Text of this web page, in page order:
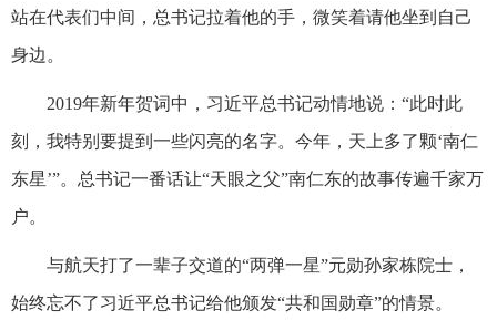
站在代表们中间，总书记拉着他的手，微笑着请他坐到自己
身边。
2019年新年贺词中，习近平总书记动情地说：“此时此
刻，我特别要提到一些闪亮的名字。今年，天上多了颗‘南仁
东星’”。总书记一番话让“天眼之父”南仁东的故事传遍千家万
户。
与航天打了一辈子交道的“两弹一星”元勋孙家栋院士，
始终忘不了习近平总书记给他颁发“共和国勋章”的情景。